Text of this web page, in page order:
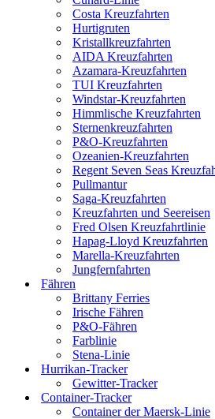
Costa Kreuzfahrten
Hurtigruten
Kristallkreuzfahrten
AIDA Kreuzfahrten
Azamara-Kreuzfahrten
TUI Kreuzfahrten
Windstar-Kreuzfahrten
Himmlische Kreuzfahrten
Sternenkreuzfahrten
P&O-Kreuzfahrten
Ozeanien-Kreuzfahrten
Regent Seven Seas
Pullmantur
Saga-Kreuzfahrten
Kreuzfahrten und Seereisen
Fred Olsen Kreuzfahrtlinie
Hapag-Lloyd Kreuzfahrten
Marella-Kreuzfahrten
Jungfernfahrten
Fähren
Brittany Ferries
Irische Fähren
P&O-Fähren
Farblinie
Stena-Linie
Hurrikan-Tracker
Gewitter-Tracker
Container-Tracker
Container der Maersk-Linie